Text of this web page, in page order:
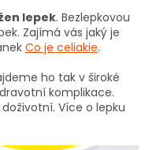
lepek. Bezlepkovou
Zajímá vás jaký je
Co je celiakie.
ho tak v široké
komplikace.
Více o lepku